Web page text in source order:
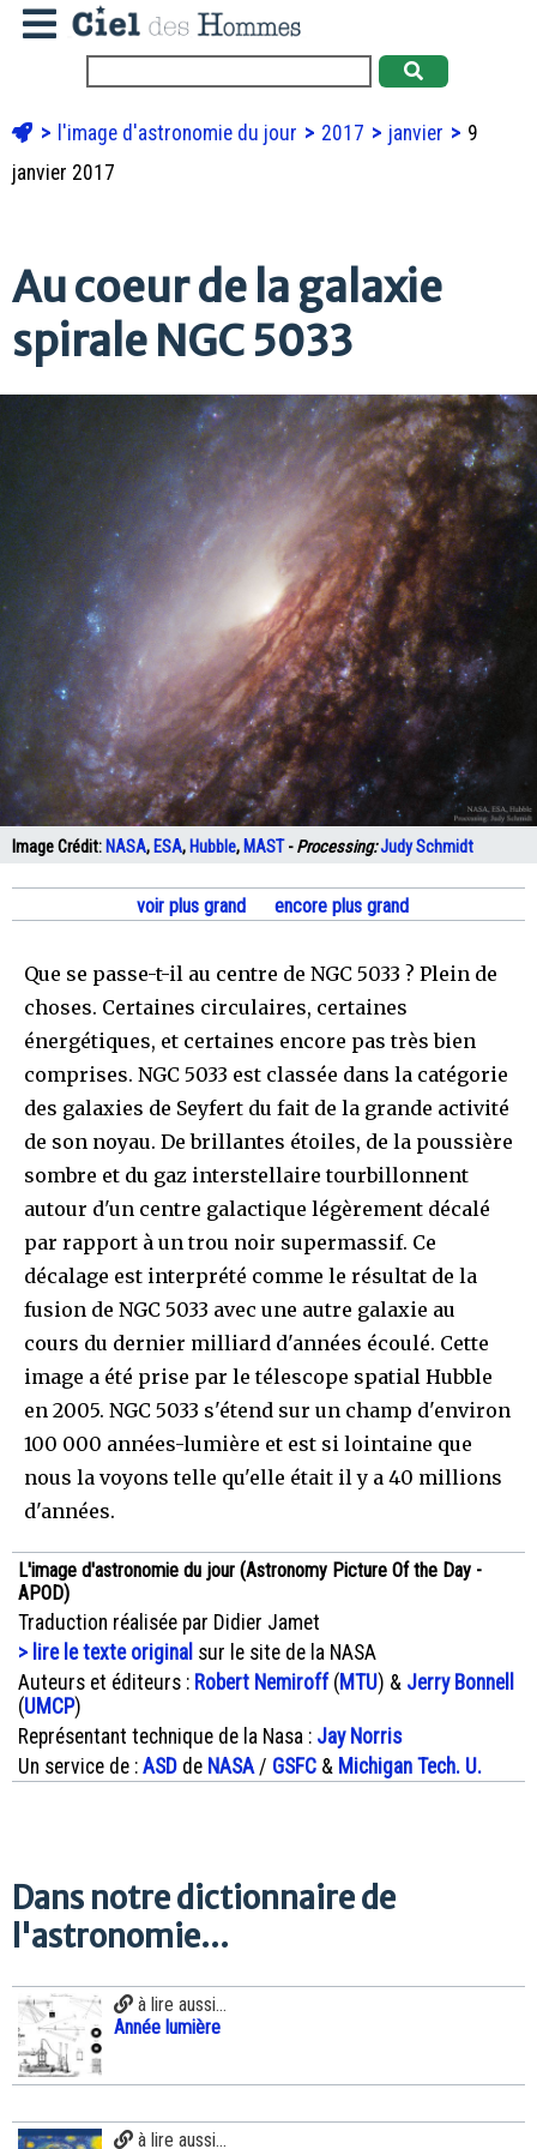
l'image d'astronomie du jour 2017 janvier
9
janvier 2017
Au coeur de la galaxie
spirale NGC 5033
Image Crédit: NASA, ESA, Hubble, MAST-Processing:Judy Schmidt
voir plus grand encore plus grand
Que se passe-t-il au centre de NGC 5033 ? Plein de
choses. Certaines circulaires, certaines
énergétiques, et certaines encore pas très bien
comprises. NGC 5033 est classée dans la catégorie
des galaxies de Seyfert du fait de la grande activité
de son noyau. De brillantes étoiles, de la poussière
sombre et du gaz interstellaire tourbillonnent
autour d'un centre galactique légèrement décalé
par rapport à un trou noir supermassif. Ce
décalage est interprété comme le résultat de la
fusion de NGC 5033 avec une autre galaxie au
cours du dernier milliard d'années écoulé. Cette
image a été prise par le télescope spatial Hubble
en 2005. NGC 5033 s'étend sur un champ d'environ
100 000 années-lumière et est si lointaine que
nous la voyons telle qu'elle était il y a 40 millions
d'années.
L'image d'astronomie du jour (Astronomy Picture Of the Day -
APOD)
Traduction réalisée par Didier Jamet
> lire le texte original sur le site de la NASA
Auteurs et éditeurs : Robert Nemiroff(MTU) & Jerry Bonnell
(UMCP)
Représentant technique de la Nasa : Jay Norris
Un service de : ASD de NASA / GSFC & Michigan Tech. U.
Dans notre dictionnaire de
l'astronomie...
à lire aussi...
Année lumière
à lire aussi...